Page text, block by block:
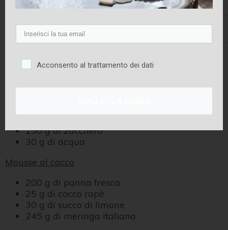
Tempo di
preparazione
Tempo di cottura Difficoltà
150 g di zucchero
30 g di acqua
Mousse al cocco
200 g di panna fresca
25 g di cocco rapè
30 g di succo di limone
245 g di meringa italiana
Acconsento al trattamento dei dati